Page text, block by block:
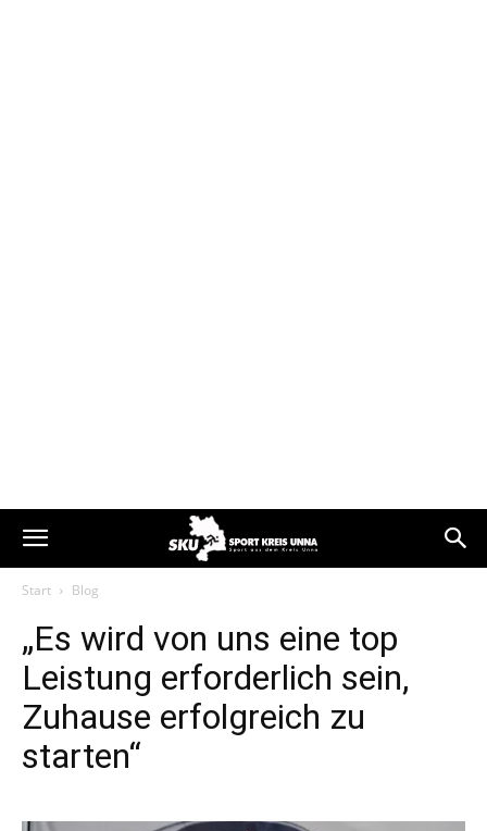
Start Blog
„Es wird von uns eine top
Leistung erforderlich sein,
Zuhause erfolgreich zu
starten“